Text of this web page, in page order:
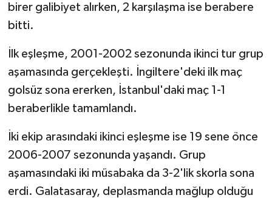
birer galibiyet alırken, 2 karşılaşma ise berabere
bitti.
İlk eşleşme, 2001-2002 sezonunda ikinci tur grup
aşamasında gerçekleşti. İngiltere'deki ilk maç
golsüz sona ererken, İstanbul'daki maç 1-1
beraberlikle tamamlandı.
İki ekip arasındaki ikinci eşleşme ise 19 sene önce
2006-2007 sezonunda yaşandı. Grup
aşamasındaki iki müsabaka da 3-2'lik skorla sona
erdi. Galatasaray, deplasmanda mağlup olduğu